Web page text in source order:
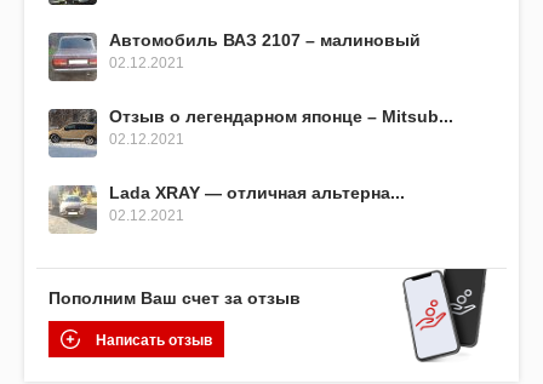
Автомобиль ВАЗ 2107 – малиновый
02.12.2021
Отзыв о легендарном японце – Mitsub...
02.12.2021
Lada XRAY — отличная альтерна...
02.12.2021
Пополним Ваш счет за отзыв
Написать отзыв